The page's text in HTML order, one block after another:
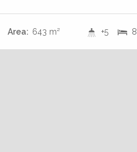
Area: 643 m² 8
+5